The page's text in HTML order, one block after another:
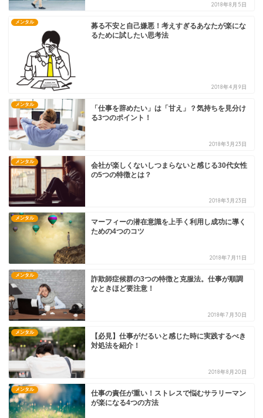
2018年8月5日
メンタル
募る不安と自己嫌悪！考えすぎるあなたが楽にな
るために試したい思考法
2018年4月9日
メンタル
「仕事を辞めたい」は「甘え」？気持ちを見分け
る3つのポイント！
2018年3月23日
メンタル
会社が楽しくないしつまらないと感じる30代女性
の5つの特徴とは？
2018年3月23日
メンタル
マーフィーの潜在意識を上手く利用し成功に導く
ための4つのコツ
2018年7月11日
メンタル
詐欺師症候群の3つの特徴と克服法。仕事が順調
なときほど要注意！
2018年7月30日
メンタル
【必見】仕事がだるいと感じた時に実践するべき
対処法を紹介！
2018年8月20日
メンタル
仕事の責任が重い！ストレスで悩むサラリーマン
が楽になる4つの方法